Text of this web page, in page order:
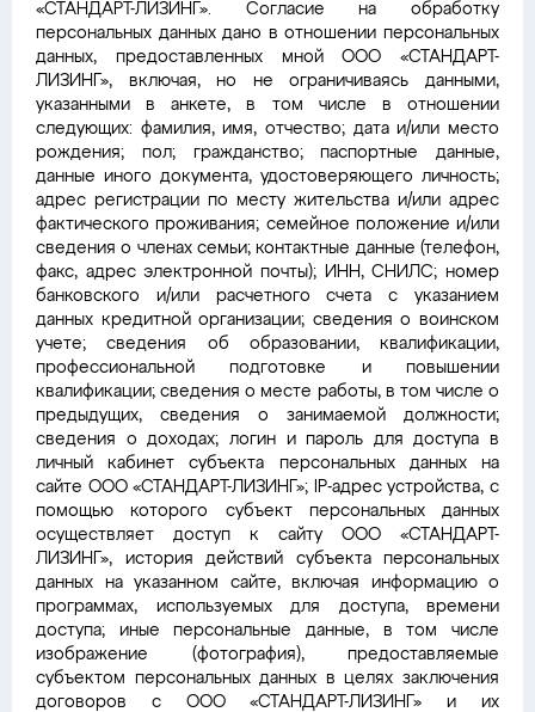
«СТАНДАРТ-ЛИЗИНГ». Согласие на обработку
персональных данных дано в отношении персональных
данных, предоставленных мной ООО «СТАНДАРТ-
ЛИЗИНГ», включая, но не ограничиваясь данными,
указанными в анкете, в том числе в отношении
следующих: фамилия, имя, отчество; дата и/или место
рождения; пол; гражданство; паспортные данные,
данные иного документа, удостоверяющего личность;
адрес регистрации по месту жительства и/или адрес
фактического проживания; семейное положение и/или
сведения о членах семьи; контактные данные (телефон,
факс, адрес электронной почты); ИНН, СНИЛС; номер
банковского и/или расчетного счета с указанием
данных кредитной организации; сведения о воинском
учете; сведения об образовании, квалификации,
профессиональной подготовке и повышении
квалификации; сведения о месте работы, в том числе о
предыдущих, сведения о занимаемой должности;
сведения о доходах; логин и пароль для доступа в
личный кабинет субъекта персональных данных на
сайте ООО «СТАНДАРТ-ЛИЗИНГ»; IP-адрес устройства, с
помощью которого субъект персональных данных
осуществляет доступ к сайту ООО «СТАНДАРТ-
ЛИЗИНГ», история действий субъекта персональных
данных на указанном сайте, включая информацию о
программах, используемых для доступа, времени
доступа; иные персональные данные, в том числе
изображение (фотография), предоставляемые
субъектом персональных данных в целях заключения
договоров с ООО «СТАНДАРТ-ЛИЗИНГ» и их